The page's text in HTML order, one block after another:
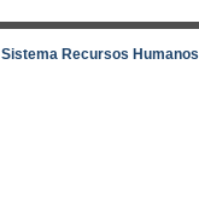
Sistema Recursos Humanos